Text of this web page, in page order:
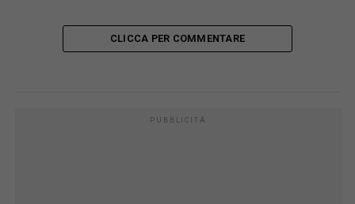
CLICCA PER COMMENTARE
PUBBLICITÀ